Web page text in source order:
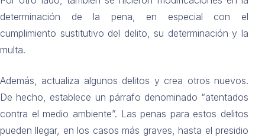
determinación de la pena, en especial con el
cumplimiento sustitutivo del delito, su determinación y la
multa.
Además, actualiza algunos delitos y crea otros nuevos.
De hecho, establece un párrafo denominado “atentados
contra el medio ambiente”. Las penas para estos delitos
pueden llegar, en los casos más graves, hasta el presidio